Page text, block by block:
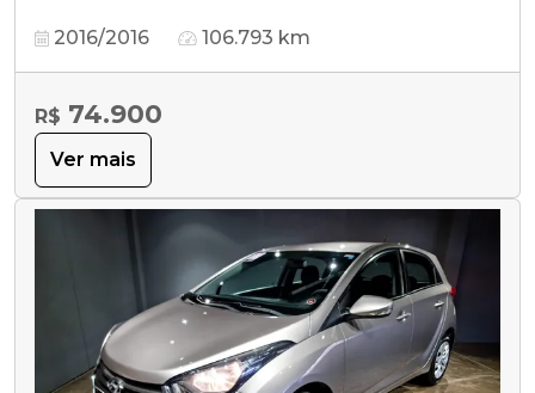
2016/2016 106.793 km
R$ 74.900
Ver mais